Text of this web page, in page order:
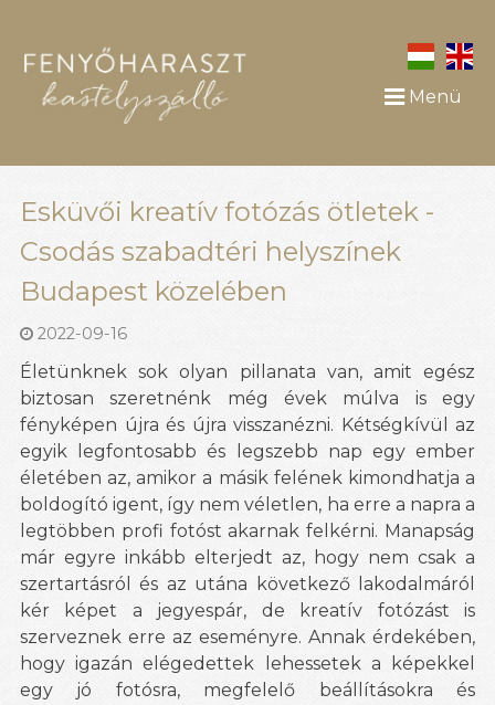
Menü
Esküvői kreatív fotózás ötletek -
Csodás szabadtéri helyszínek
Budapest közelében
2022-09-16
Életünknek sok olyan pillanata van, amit egész
biztosan szeretnénk még évek múlva is egy
fényképen újra és újra visszanézni. Kétségkívül az
egyik legfontosabb és legszebb nap egy ember
életében az, amikor a másik felének kimondhatja a
boldogító igent, így nem véletlen, ha erre a napra a
legtöbben profi fotóst akarnak felkérni. Manapság
már egyre inkább elterjedt az, hogy nem csak a
szertartásról és az utána következő lakodalmáról
kér képet a jegyespár, de kreatív fotózást is
szerveznek erre az eseményre. Annak érdekében,
hogy igazán elégedettek lehessetek a képekkel
egy jó fotósra, megfelelő beállításokra és